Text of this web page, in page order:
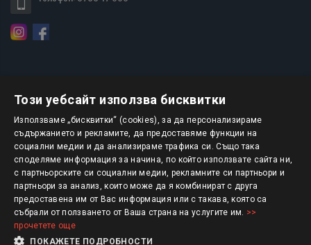
БЮЛЕТИН
АБОНИРАНЕ
Авторско право © 2025 HERMESBOOKS.BG
1 EUR = 1.95583 BGN
Този уебсайт използва бисквитки
Използваме „бисквитки“ (cookies), за да персонализираме
съдържанието и рекламите, да предоставяме функции на
социални медии и да анализираме трафика си. Също така
споделяме информация за начина, по който използвате сайта ни,
с партньорските си социални медии, рекламните си партньори и
партньори за анализ, които може да я комбинират с друга
предоставена им от Вас информация или с такава, която са
събрали от ползването от Ваша страна на услугите им. >>
прочетете още
ПОКАЖЕТЕ ПОДРОБНОСТИ